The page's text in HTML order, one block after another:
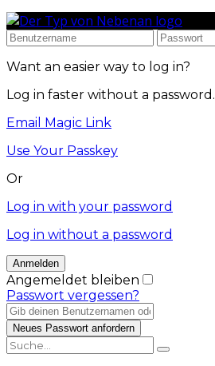
Want an easier way to log in?
Log in faster without a password.
Email Magic Link
Use Your Passkey
Or
Log in with your password
Log in without a password
Angemeldet bleiben
Passwort vergessen?